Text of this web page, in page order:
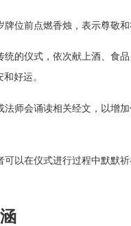
位前点燃香烛，表示尊敬和
统的仪式，依次献上酒、食
好运。
法师会诵读相关经文，以增
可以在仪式进行过程中默默